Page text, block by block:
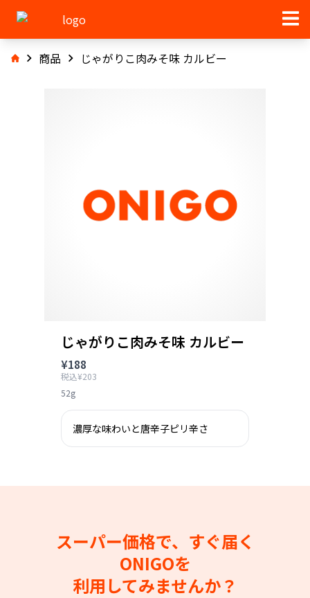
商品 じゃがりこ肉みそ味 カルビー
じゃがりこ肉みそ味 カルビー
¥188
税込¥203
52g
濃厚な味わいと唐辛子ピリ辛さ
スーパー価格で、すぐ届く
ONIGOを
利用してみませんか？